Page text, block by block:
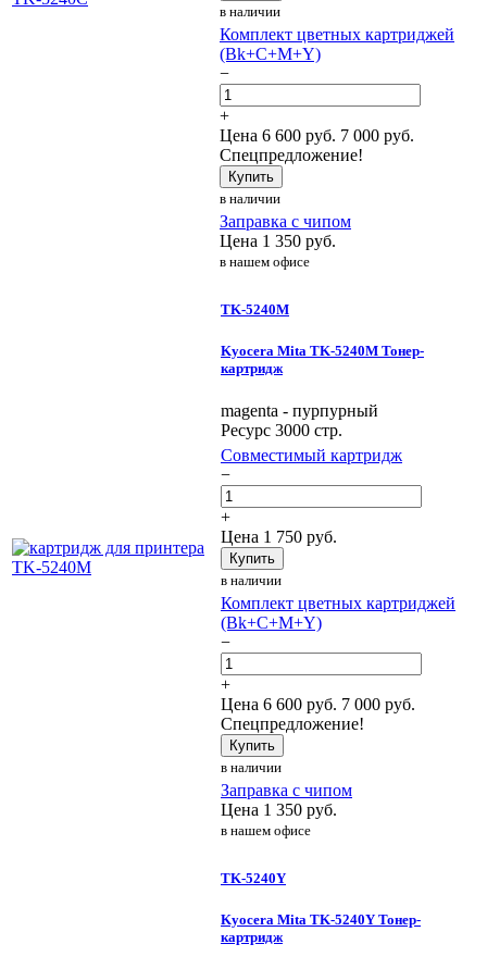
в наличии
Комплект цветных картриджей
(Bk+C+M+Y)
−
+
Цена 6 600 руб. 7 000 руб.
Спецпредложение!
Купить
в наличии
Заправка с чипом
Цена 1 350 руб.
в нашем офисе
TK-5240M
Kyocera Mita TK-5240M Тонер-
картридж
magenta - пурпурный
Ресурс 3000 стр.
Совместимый картридж
−
+
Цена 1 750 руб.
Купить
в наличии
Комплект цветных картриджей
(Bk+C+M+Y)
−
+
Цена 6 600 руб. 7 000 руб.
Спецпредложение!
Купить
в наличии
Заправка с чипом
Цена 1 350 руб.
в нашем офисе
TK-5240Y
Kyocera Mita TK-5240Y Тонер-
картридж